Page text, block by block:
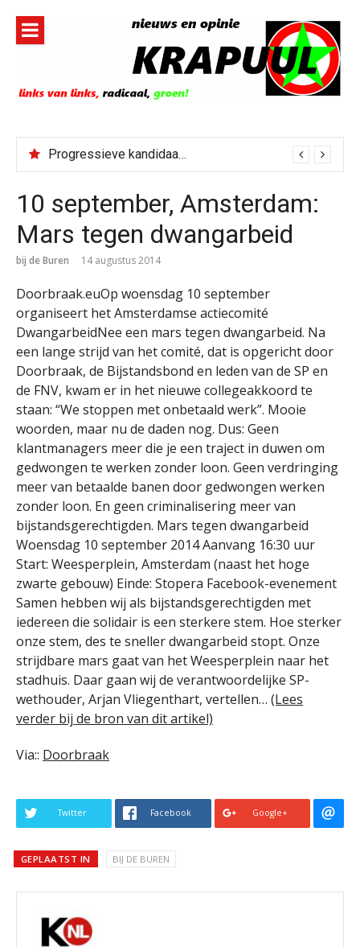
inhoud
Progressieve kandidaat El-Sayed senaatskandidaat Michigan
10 september, Amsterdam:
Mars tegen dwangarbeid
bij de Buren 14 augustus 2014
Doorbraak.euOp woensdag 10 september
organiseert het Amsterdamse actiecomité
DwangarbeidNee een mars tegen dwangarbeid. Na
een lange strijd van het comité, dat is opgericht door
Doorbraak, de Bijstandsbond en leden van de SP en
de FNV, kwam er in het nieuwe collegeakkoord te
staan: “We stoppen met onbetaald werk”. Mooie
woorden, maar nu de daden nog. Dus: Geen
klantmanagers meer die je een traject in duwen om
gedwongen te werken zonder loon. Geen verdringing
meer van betaalde banen door gedwongen werken
zonder loon. En geen criminalisering meer van
bijstandsgerechtigden. Mars tegen dwangarbeid
Woensdag 10 september 2014 Aanvang 16:30 uur
Start: Weesperplein, Amsterdam (naast het hoge
zwarte gebouw) Einde: Stopera Facebook-evenement
Samen hebben wij als bijstandsgerechtigden met
iedereen die solidair is een sterkere stem. Hoe sterker
onze stem, des te sneller dwangarbeid stopt. Onze
strijdbare mars gaat van het Weesperplein naar het
stadhuis. Daar gaan wij de verantwoordelijke SP-
wethouder, Arjan Vliegenthart, vertellen… (Lees
verder bij de bron van dit artikel)
Via:: Doorbraak
Twitter Facebook Google+
GEPLAATST IN BIJ DE BUREN